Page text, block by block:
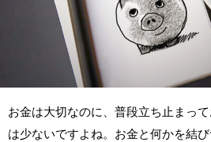
お金は大切なのに、普段立ち止まっ
は少ないですよね。お金と何かを結